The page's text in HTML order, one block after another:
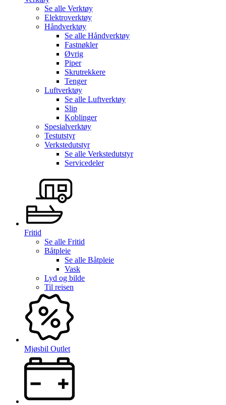
Se alle Verktøy
Elektroverktøy
Håndverktøy
Se alle Håndverktøy
Fastnøkler
Øvrig
Piper
Skrutrekkere
Tenger
Luftverktøy
Se alle Luftverktøy
Slip
Koblinger
Spesialverktøy
Testutstyr
Verkstedutstyr
Se alle Verkstedutstyr
Servicedeler
Fritid
Se alle Fritid
Båtpleie
Se alle Båtpleie
Vask
Lyd og bilde
Til reisen
Mjøsbil Outlet